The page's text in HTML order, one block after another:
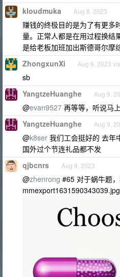
kloudmuka Aug 8, 2023
赚钱的终极目的是为了有更多
量。正常人都是在用过程换结
是给老板加班加出斯德哥尔摩
ZhongxunXi Aug 9, 2023
sb
YangtzeHuanghe Aug 9,
@evan9527 再等等，听说马
YangtzeHuanghe Aug 9,
@k8ser 我们工会挺好的 去年
国外过个节连礼品都不发
qjbcnrs Aug 9, 2023
@zhenrong #65 对于蜗牛题
mmexport1631590343039.jpg